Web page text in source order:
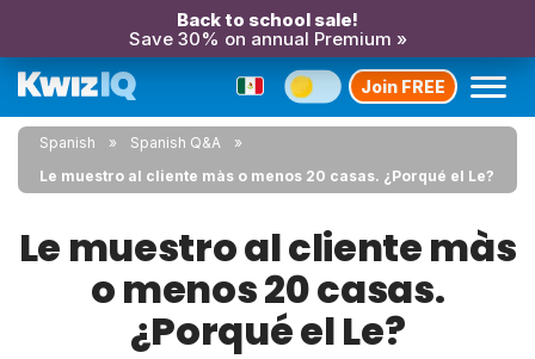
Back to school sale!
Save 30% on annual Premium »
Join FREE
Spanish
Spanish Q&A
Le muestro al cliente màs o menos 20 casas. ¿Porqué el Le?
Le muestro al cliente màs
o menos 20 casas.
¿Porqué el Le?